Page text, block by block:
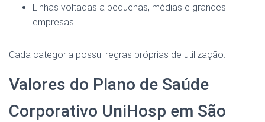
Linhas voltadas a pequenas, médias e grandes
empresas
Cada categoria possui regras próprias de utilização.
Valores do Plano de Saúde
Corporativo UniHosp em São